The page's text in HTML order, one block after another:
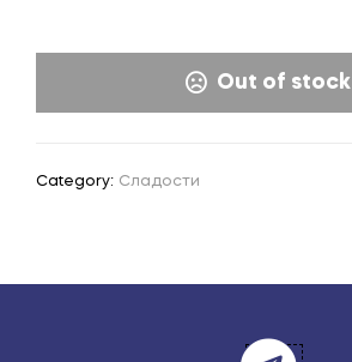
Out of stock
Category: Сладости